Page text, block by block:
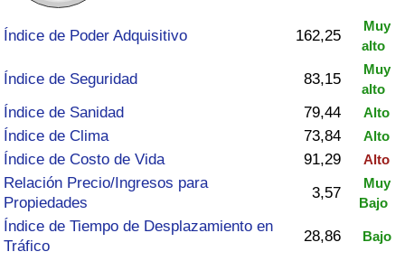
Índice de Poder Adquisitivo 162,25
Muy
alto
Índice de Seguridad 83,15
Muy
alto
Índice de Sanidad 79,44 Alto
Índice de Clima 73,84 Alto
Índice de Costo de Vida 91,29 Alto
Relación Precio/Ingresos para
Propiedades
3,57
Muy
Bajo
Índice de Tiempo de Desplazamiento en
Tráfico
28,86 Bajo
en aqaba
Delincuencia
(Actual)
Índice de Criminalidad
Índice de criminalidad por país
Sanidad